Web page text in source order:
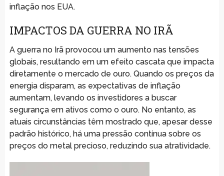
inflação nos EUA.
IMPACTOS DA GUERRA NO IRÃ
A guerra no Irã provocou um aumento nas tensões
globais, resultando em um efeito cascata que impacta
diretamente o mercado de ouro. Quando os preços da
energia disparam, as expectativas de inflação
aumentam, levando os investidores a buscar
segurança em ativos como o ouro. No entanto, as
atuais circunstâncias têm mostrado que, apesar desse
padrão histórico, há uma pressão contínua sobre os
preços do metal precioso, reduzindo sua atratividade.